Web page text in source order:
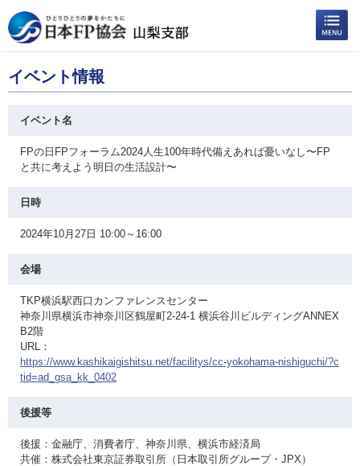
イベント情報
イベント名
FPの日FPフォーラム2024人生100年時代備えあれば憂いなし〜FP
と共に考えよう明日の生活設計〜
日時
2024年10月27日 10:00～16:00
会場
TKP横浜駅西口カンファレンスセンター
神奈川県横浜市神奈川区鶴屋町2-24-1 横浜谷川ビルディングANNEX
B2階
URL：
https://www.kashikaigishitsu.net/facilitys/cc-yokohama-nishiguchi/?c
tid=ad_gsa_kk_0402
後援等
後援：金融庁、消費者庁、神奈川県、横浜市経済局
共催：株式会社東京証券取引所（日本取引所グループ・JPX）